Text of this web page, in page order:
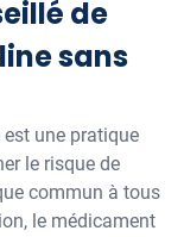
de
sans
une pratique
le risque de
commun à tous
le médicament